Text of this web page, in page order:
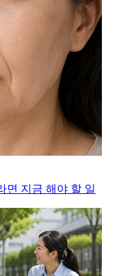
면 지금 해야 할 일